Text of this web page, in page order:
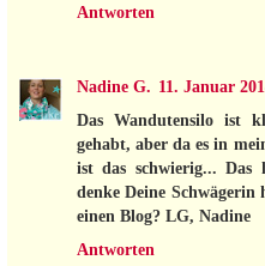
Antworten
Nadine G. 11. Januar
Das Wandutensilo ist
gehabt, aber da es in
ist das schwierig...
denke Deine
einen Blog? LG, Nadine
Antworten